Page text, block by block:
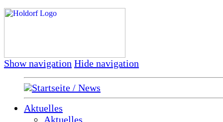
Show navigation Hide navigation
Startseite / News
Aktuelles
Aktuelles